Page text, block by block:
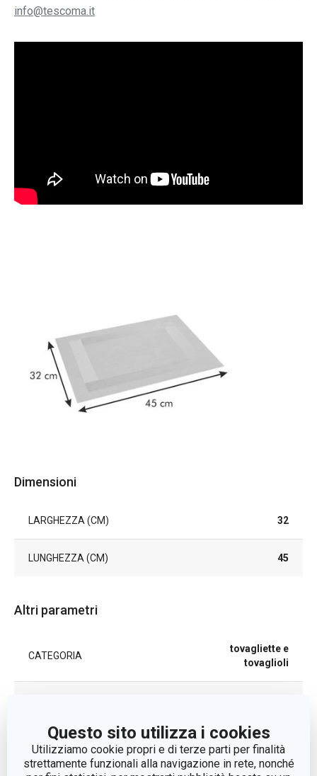
Questo sito utilizza i cookies
Utilizziamo cookie propri e di terze parti per finalità
strettamente funzionali alla navigazione in rete, nonché
info@tescoma.it
Dimensioni
LARGHEZZA (CM) 32
LUNGHEZZA (CM) 45
Altri parametri
CATEGORIA
tovagliette e
tovaglioli
MATERIALE tessuto sintetico